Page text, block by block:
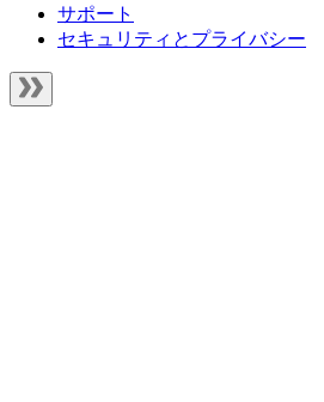
サポート
セキュリティとプライバシー